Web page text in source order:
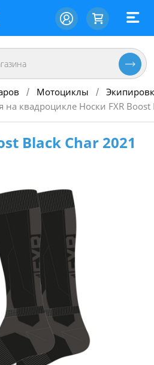
/ Мотоциклы /
на квадроцикле Носки FXR Boost
Black Char 2021